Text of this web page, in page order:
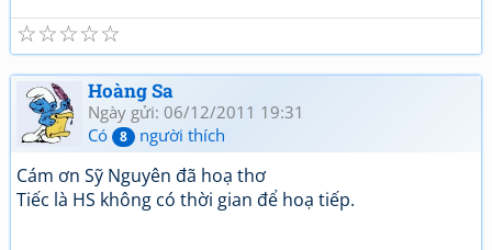
☆
☆
☆
☆
☆
Hoàng Sa
Ngày gửi: 06/12/2011 19:31
Có
8 người thích
Cám ơn Sỹ Nguyên đã hoạ thơ
Tiếc là HS không có thời gian để hoạ tiếp.